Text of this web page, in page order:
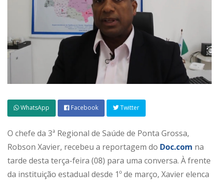
WhatsApp Facebook Twitter
O chefe da 3ª Regional de Saúde de Ponta Grossa,
Robson Xavier, recebeu a reportagem do Doc.com na
tarde desta terça-feira (08) para uma conversa. À frente
da instituição estadual desde 1º de março, Xavier elenca